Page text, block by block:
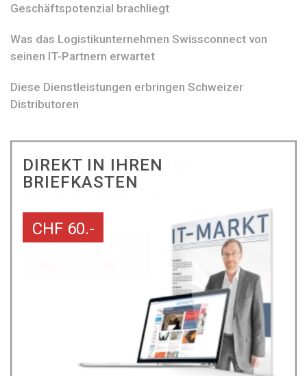
Geschäftspotenzial brachliegt
Was das Logistikunternehmen Swissconnect von
seinen IT-Partnern erwartet
Diese Dienstleistungen erbringen Schweizer
Distributoren
DIREKT IN IHREN
BRIEFKASTEN
CHF 60.-